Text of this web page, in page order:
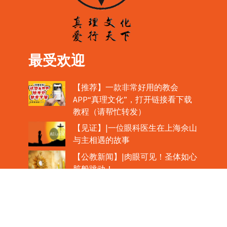
最受欢迎
【推荐】一款非常好用的教会
APP“真理文化”，打开链接看下载
教程（请帮忙转发）
【见证】|一位眼科医生在上海佘山
与主相遇的故事
【公教新闻】|肉眼可见！圣体如心
脏般跳动！